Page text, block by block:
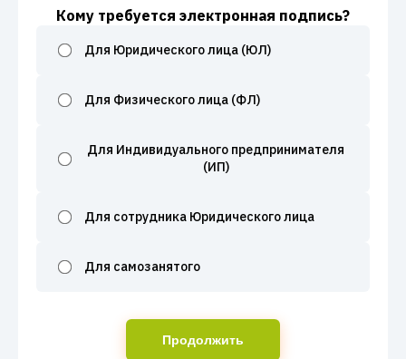
Кому требуется электронная подпись?
Для Юридического лица (ЮЛ)
Для Физического лица (ФЛ)
Для Индивидуального предпринимателя
(ИП)
Для сотрудника Юридического лица
Для самозанятого
Продолжить